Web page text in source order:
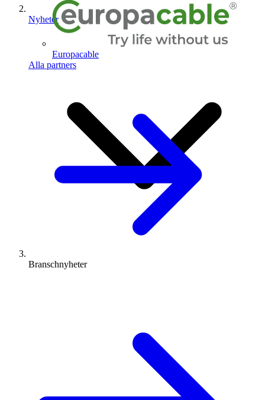
Europacable
Alla partners
Nyheter
Branschnyheter